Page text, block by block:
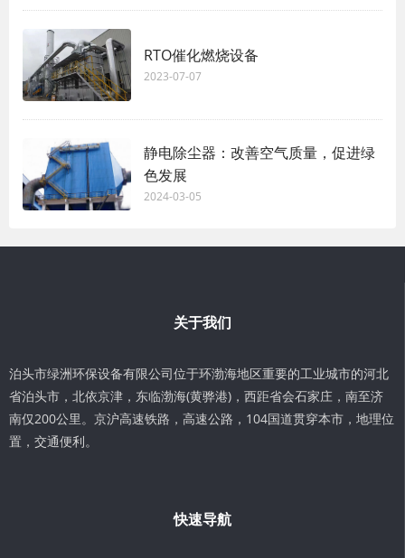
RTO催化燃烧设备
2023-07-07
静电除尘器：改善空气质量，促进绿
色发展
2024-03-05
关于我们
泊头市绿洲环保设备有限公司位于环渤海地区重要的工业城市的河北
省泊头市，北依京津，东临渤海(黄骅港)，西距省会石家庄，南至济
南仅200公里。京沪高速铁路，高速公路，104国道贯穿本市，地理位
置，交通便利。
快速导航